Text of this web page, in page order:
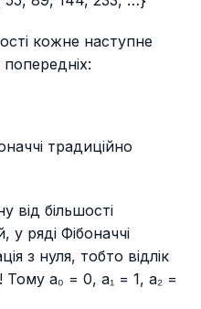
кожне наступне
традиційно
від більшості
у ряді Фібоначчі
з нуля, тобто відлік
Тому a₀ = 0, a₁ = 1, a₂ =